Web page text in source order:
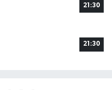
21:30
21:30